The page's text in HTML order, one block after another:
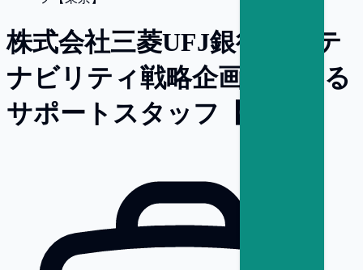
株式会社三菱UFJ銀行
サステ
ナビリティ戦略企画における
サポートスタッフ【東京】